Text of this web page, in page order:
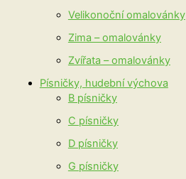
Velikonoční omalovánky
Zima – omalovánky
Zvířata – omalovánky
Písničky, hudební výchova
B písničky
C písničky
D písničky
G písničky